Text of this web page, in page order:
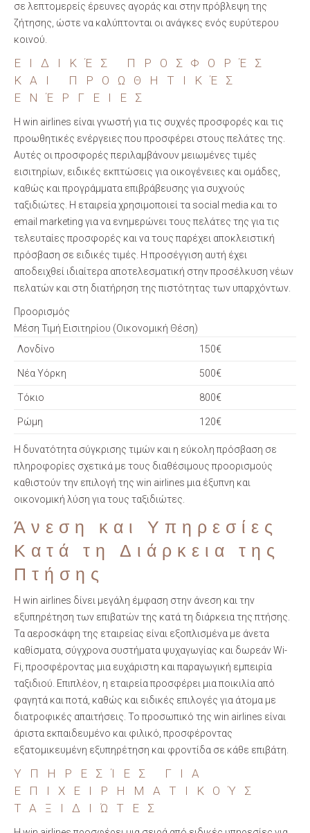
σε λεπτομερείς έρευνες αγοράς και στην πρόβλεψη της
ζήτησης, ώστε να καλύπτονται οι ανάγκες ενός ευρύτερου
κοινού.
ΕΙΔΙΚΈΣ ΠΡΟΣΦΟΡΈΣ
ΚΑΙ ΠΡΟΩΘΗΤΙΚΈΣ
ΕΝΈΡΓΕΙΕΣ
Η win airlines είναι γνωστή για τις συχνές προσφορές και τις
προωθητικές ενέργειες που προσφέρει στους πελάτες της.
Αυτές οι προσφορές περιλαμβάνουν μειωμένες τιμές
εισιτηρίων, ειδικές εκπτώσεις για οικογένειες και ομάδες,
καθώς και προγράμματα επιβράβευσης για συχνούς
ταξιδιώτες. Η εταιρεία χρησιμοποιεί τα social media και το
email marketing για να ενημερώνει τους πελάτες της για τις
τελευταίες προσφορές και να τους παρέχει αποκλειστική
πρόσβαση σε ειδικές τιμές. Η προσέγγιση αυτή έχει
αποδειχθεί ιδιαίτερα αποτελεσματική στην προσέλκυση νέων
πελατών και στη διατήρηση της πιστότητας των υπαρχόντων.
Προορισμός
Μέση Τιμή Εισιτηρίου (Οικονομική Θέση)
Λονδίνο
150€
Νέα Υόρκη 500€
Τόκιο 800€
Ρώμη 120€
Η δυνατότητα σύγκρισης τιμών και η εύκολη πρόσβαση σε
πληροφορίες σχετικά με τους διαθέσιμους προορισμούς
καθιστούν την επιλογή της win airlines μια έξυπνη και
οικονομική λύση για τους ταξιδιώτες.
Άνεση και Υπηρεσίες
Κατά τη Διάρκεια της
Πτήσης
Η win airlines δίνει μεγάλη έμφαση στην άνεση και την
εξυπηρέτηση των επιβατών της κατά τη διάρκεια της πτήσης.
Τα αεροσκάφη της εταιρείας είναι εξοπλισμένα με άνετα
καθίσματα, σύγχρονα συστήματα ψυχαγωγίας και δωρεάν Wi-
Fi, προσφέροντας μια ευχάριστη και παραγωγική εμπειρία
ταξιδιού. Επιπλέον, η εταιρεία προσφέρει μια ποικιλία από
φαγητά και ποτά, καθώς και ειδικές επιλογές για άτομα με
διατροφικές απαιτήσεις. Το προσωπικό της win airlines είναι
άριστα εκπαιδευμένο και φιλικό, προσφέροντας
εξατομικευμένη εξυπηρέτηση και φροντίδα σε κάθε επιβάτη.
ΥΠΗΡΕΣΊΕΣ ΓΙΑ
ΕΠΙΧΕΙΡΗΜΑΤΙΚΟΎΣ
ΤΑΞΙΔΙΏΤΕΣ